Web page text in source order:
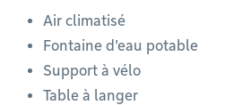
Air climatisé
Fontaine d'eau potable
Support à vélo
Table à langer